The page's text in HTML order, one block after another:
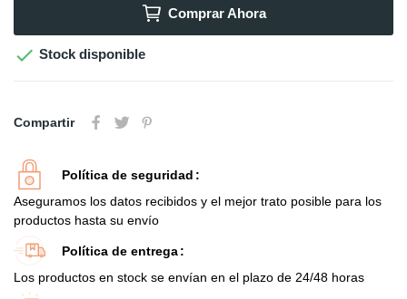
Comprar Ahora
 Stock disponible
Compartir
Política de seguridad
Aseguramos los datos recibidos y el mejor trato posible para los
productos hasta su envío
Política de entrega
Los productos en stock se envían en el plazo de 24/48 horas